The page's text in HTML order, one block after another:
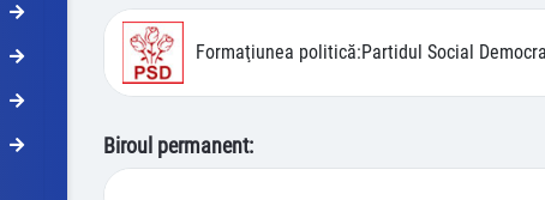
Formaţiunea politică:Partidul Social
Biroul permanent: